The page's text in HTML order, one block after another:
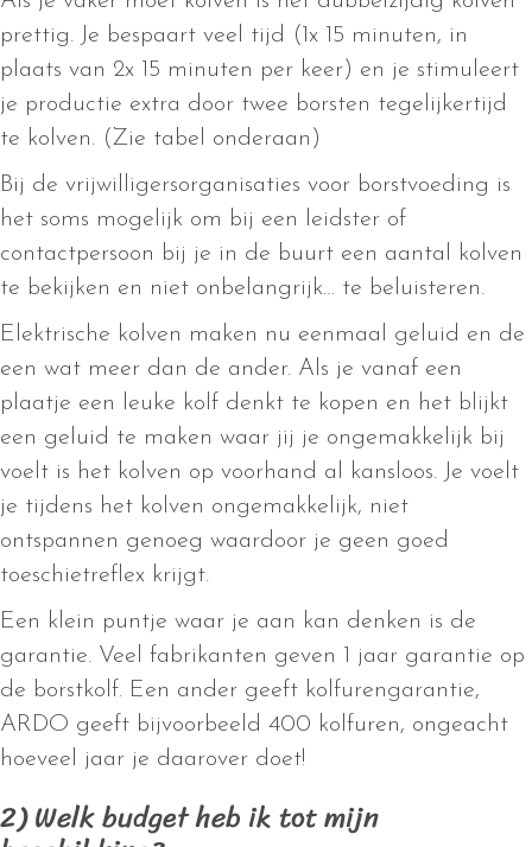
prettig. Je bespaart veel tijd (1x 15 minuten, in
plaats van 2x 15 minuten per keer) en je stimuleert
je productie extra door twee borsten tegelijkertijd
te kolven. (Zie tabel onderaan)
Bij de vrijwilligersorganisaties voor borstvoeding is
het soms mogelijk om bij een leidster of
contactpersoon bij je in de buurt een aantal kolven
te bekijken en niet onbelangrijk… te beluisteren.
Elektrische kolven maken nu eenmaal geluid en de
een wat meer dan de ander. Als je vanaf een
plaatje een leuke kolf denkt te kopen en het blijkt
een geluid te maken waar jij je ongemakkelijk bij
voelt is het kolven op voorhand al kansloos. Je voelt
je tijdens het kolven ongemakkelijk, niet
ontspannen genoeg waardoor je geen goed
toeschietreflex krijgt.
Een klein puntje waar je aan kan denken is de
garantie. Veel fabrikanten geven 1 jaar garantie op
de borstkolf. Een ander geeft kolfurengarantie,
ARDO geeft bijvoorbeeld 400 kolfuren, ongeacht
hoeveel jaar je daarover doet!
2) Welk budget heb ik tot mijn